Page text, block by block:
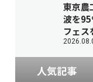
東京農
波を
フェス
人気記事